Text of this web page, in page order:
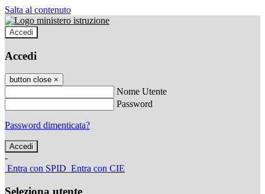
Salta al contenuto
Accedi
Accedi
button close ×
Nome Utente
Password
Password dimenticata?
-
Entra con SPID Entra con CIE
Seleziona utente